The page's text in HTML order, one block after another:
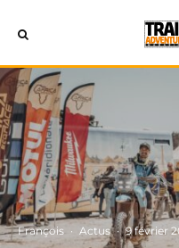
François · Actus · 9 février